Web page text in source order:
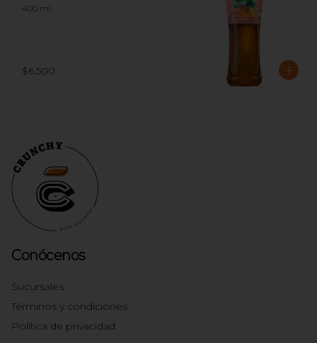
400 ml.
$6.500
Conócenos
Sucursales
Términos y condiciones
Política de privacidad